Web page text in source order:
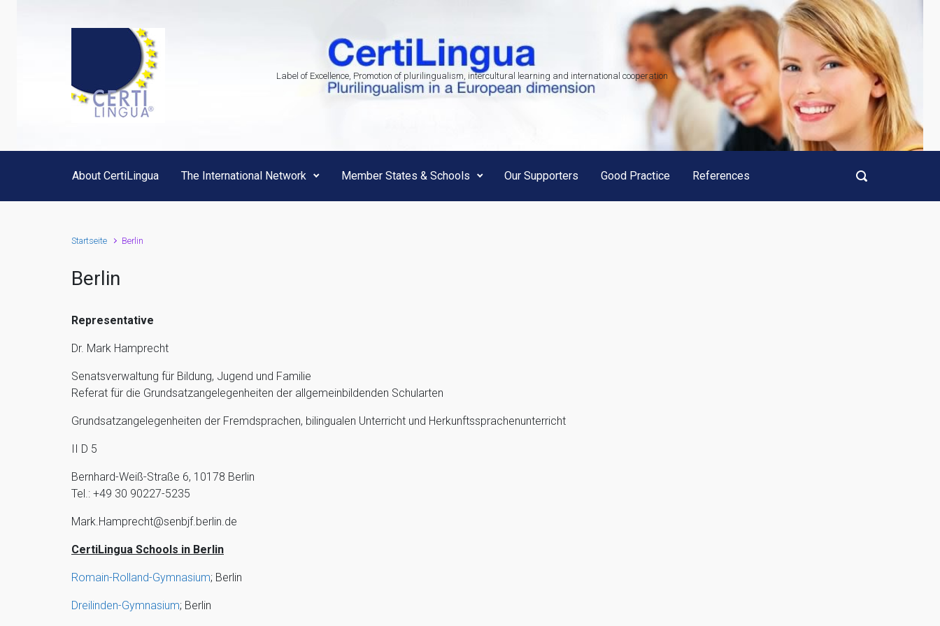
Label of Excellence, Promotion of plurilingualism, intercultural learning and international cooperation
About CertiLingua The International Network Member States & Schools Our Supporters Good Practice References
Startseite Berlin
Berlin
Representative
Dr. Mark Hamprecht
Senatsverwaltung für Bildung, Jugend und Familie
Referat für die Grundsatzangelegenheiten der allgemeinbildenden Schularten
Grundsatzangelegenheiten der Fremdsprachen, bilingualen Unterricht und Herkunftssprachenunterricht
II D 5
Bernhard-Weiß-Straße 6, 10178 Berlin
Tel.: +49 30 90227-5235
Mark.Hamprecht@senbjf.berlin.de
CertiLingua Schools in Berlin
Romain-Rolland-Gymnasium; Berlin
Dreilinden-Gymnasium; Berlin